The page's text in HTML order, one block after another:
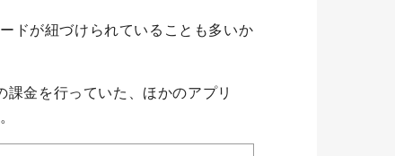
ドが紐づけられていることも多いか
金を行っていた、ほかのアプリ